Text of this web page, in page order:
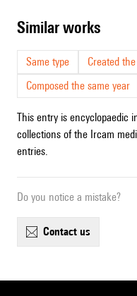
similar works
Same type
Created
Composed the same year
This entry is encyclopaedic
collections of the Ircam
entries.
Do you notice a mistake?
contact us